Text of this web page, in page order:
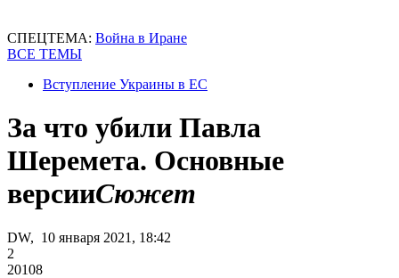
СПЕЦТЕМА: Война в Иране
ВСЕ ТЕМЫ
Вступление Украины в ЕС
За что убили Павла
Шеремета. Основные
версииСюжет
DW, 10 января 2021, 18:42
2
20108